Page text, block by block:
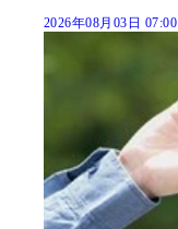
2026年08月03日 07:00